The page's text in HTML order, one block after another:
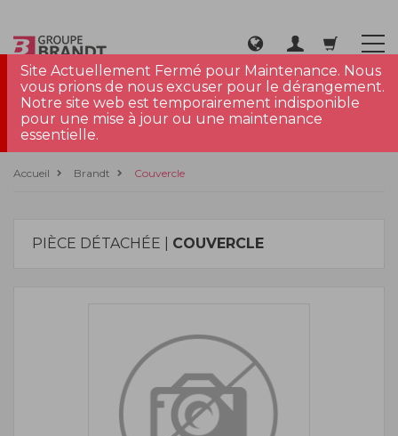
Site Actuellement Fermé pour Maintenance. Nous
vous prions de nous excuser pour le dérangement.
Notre site web est temporairement indisponible
pour une mise à jour ou une maintenance
essentielle.
Accueil Brandt Couvercle
PIÈCE DÉTACHÉE | COUVERCLE